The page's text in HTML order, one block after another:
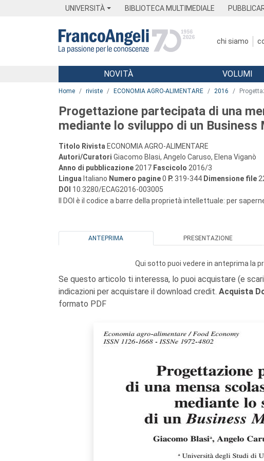
UNIVERSITÀ BIBLIOTECA MULTIMEDIALE
chi siamo
Menu
NOVITÀ VOLUMI
Home riviste ECONOMIA AGRO-ALIMENTARE 2016
Progettazione partecipata di una
mediante lo sviluppo di un Business
Titolo Rivista ECONOMIA AGRO-ALIMENTARE
Autori/Curatori Giacomo Blasi, Angelo Caruso, Elena Viganò
Anno di pubblicazione 2017 Fascicolo 2016/3
Lingua Italiano Numero pagine0 P. 319-344 Dimensione file
DOI 10.3280/ECAG2016-003005
Il DOI è il codice a barre della proprietà intellettuale: per
ANTEPRIMA PRESENTAZIONE
Qui sotto puoi vedere in anteprima la
Se questo articolo ti interessa, lo puoi acquistare (e
indicazioni per acquistare il download credit. Acquista
formato PDF